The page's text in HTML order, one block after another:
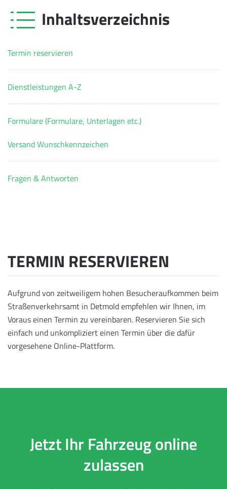
Inhaltsverzeichnis
Termin reservieren
Dienstleistungen A-Z
Formulare (Formulare, Unterlagen etc.)
Versand Wunschkennzeichen
Fragen & Antworten
TERMIN RESERVIEREN
Aufgrund von zeitweiligem hohen Besucheraufkommen beim
Straßenverkehrsamt in Detmold empfehlen wir Ihnen, im
Voraus einen Termin zu vereinbaren. Reservieren Sie sich
einfach und unkompliziert einen Termin über die dafür
vorgesehene Online-Plattform.
Jetzt Ihr Fahrzeug online
zulassen